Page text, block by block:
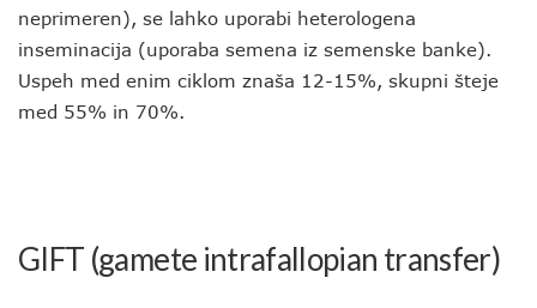
neprimeren), se lahko uporabi heterologena
inseminacija (uporaba semena iz semenske banke).
Uspeh med enim ciklom znaša 12-15%, skupni šteje
med 55% in 70%.
GIFT (gamete intrafallopian transfer)